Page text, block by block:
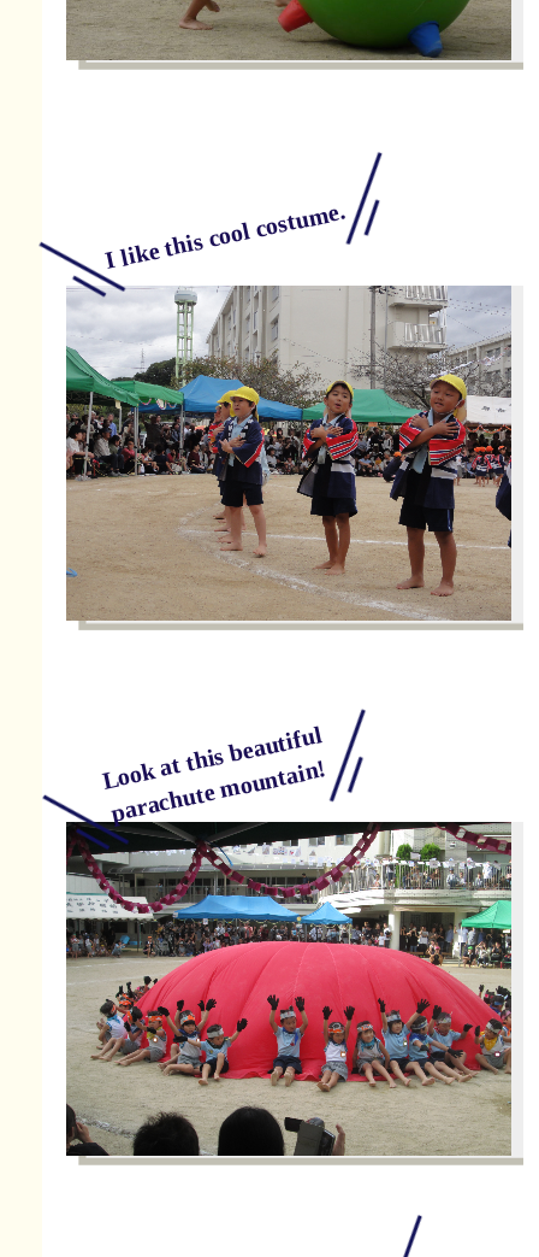
I like this cool costume.
ダンス「防災ダック」
Look at this beautiful
parachute mountain!
ダンス「バルーンダンス」